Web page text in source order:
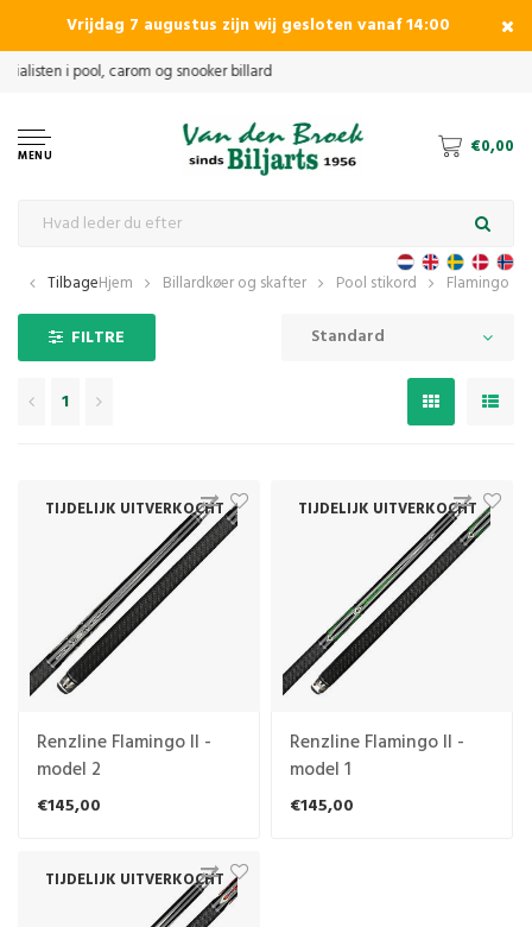
Vrijdag 7 augustus zijn wij gesloten vanaf 14:00
MENU €0,00
TilbageHjem Billardkøer og skafter Pool stikord Flamingo
FILTRE Standard
1
TIJDELIJK UITVERKOCHT
Renzline Flamingo II -
model 2
€145,00
TIJDELIJK UITVERKOCHT
Renzline Flamingo II -
model 1
€145,00
TIJDELIJK UITVERKOCHT